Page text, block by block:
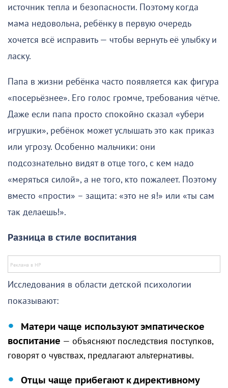
источник тепла и безопасности. Поэтому когда
мама недовольна, ребёнку в первую очередь
хочется всё исправить — чтобы вернуть её улыбку и
ласку.
Папа в жизни ребёнка часто появляется как фигура
«посерьёзнее». Его голос громче, требования чётче.
Даже если папа просто спокойно сказал «убери
игрушки», ребёнок может услышать это как приказ
или угрозу. Особенно мальчики: они
подсознательно видят в отце того, с кем надо
«меряться силой», а не того, кто пожалеет. Поэтому
вместо «прости» – защита: «это не я!» или «ты сам
так делаешь!».
Разница в стиле воспитания
Исследования в области детской психологии
показывают:
Матери чаще используют эмпатическое
воспитание — объясняют последствия поступков,
говорят о чувствах, предлагают альтернативы.
Отцы чаще прибегают к директивному